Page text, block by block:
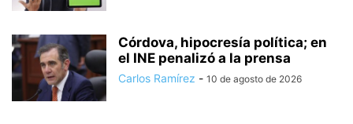
Córdova, hipocresía política; en
el INE penalizó a la prensa
Carlos Ramírez - 10 de agosto de 2026